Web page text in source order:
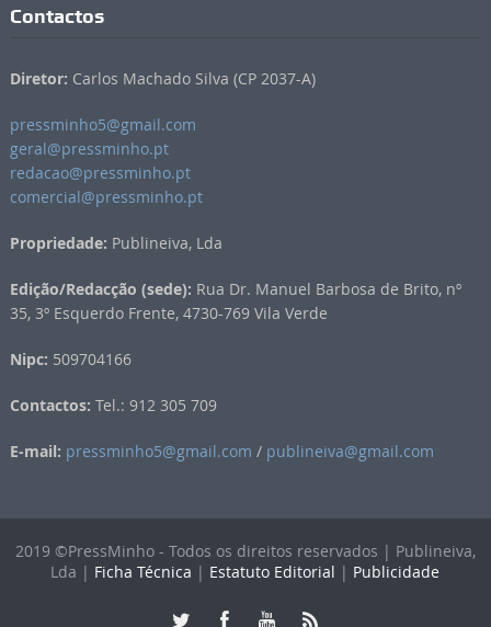
Contactos
Diretor: Carlos Machado Silva (CP 2037-A)
pressminho5@gmail.com
geral@pressminho.pt
redacao@pressminho.pt
comercial@pressminho.pt
Propriedade: Publineiva, Lda
Edição/Redacção (sede): Rua Dr. Manuel Barbosa de Brito, nº
35, 3º Esquerdo Frente, 4730-769 Vila Verde
Nipc: 509704166
Contactos: Tel.: 912 305 709
E-mail: pressminho5@gmail.com / publineiva@gmail.com
2019 ©PressMinho - Todos os direitos reservados | Publineiva,
Lda | Ficha Técnica | Estatuto Editorial | Publicidade